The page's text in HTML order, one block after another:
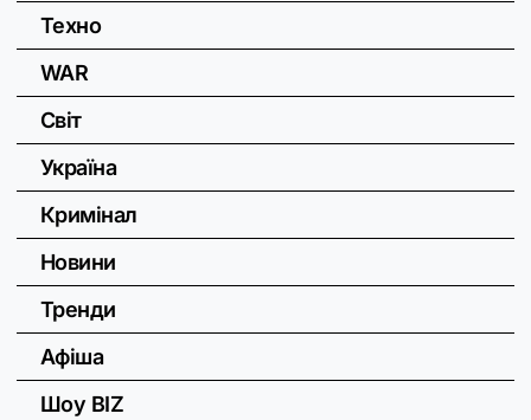
Техно
WAR
Світ
Україна
Кримінал
Новини
Тренди
Афіша
Шоу BIZ